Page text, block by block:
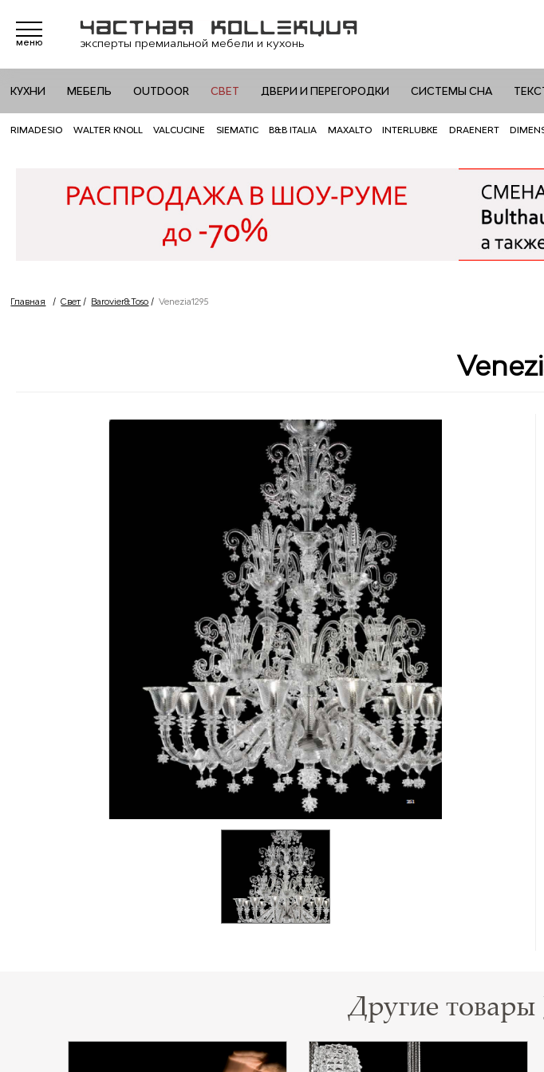
меню эксперты премиальной мебели и кухонь
КУХНИ МЕБЕЛЬ OUTDOOR СВЕТ ДВЕРИ И ПЕРЕГОРОДКИ СИСТЕМЫ СНА
RIMADESIO WALTER KNOLL VALCUCINE SIEMATIC B&B ITALIA MAXALTO INTERLUBKE DRAENERT
Главная /Свет/ Barovier&Toso /Venezia1295
Другие товары